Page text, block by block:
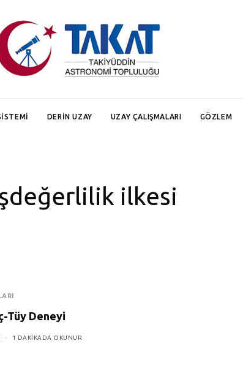
DERIN UZAY UZAY ÇALIŞMALARI GÖZLEM
ilkesi
Tüy Deneyi
1 DAKIKADA OKUNUR